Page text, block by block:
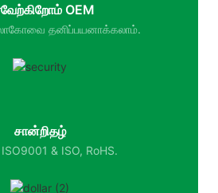
OEM
தனிப்பயனாக்கலாம்.
சான்றிதழ்
& ISO, RoHS.